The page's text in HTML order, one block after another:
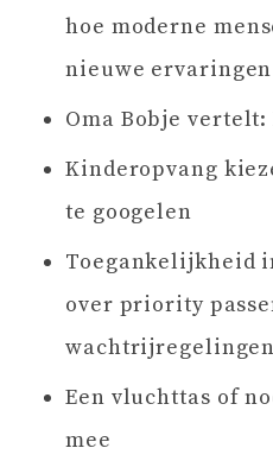
hoe moderne
nieuwe ervaringen
Oma Bobje
Kinderopvang
te googelen
Toegankelijkheid
over priority
wachtrijregelingen
Een vluchttas of
mee